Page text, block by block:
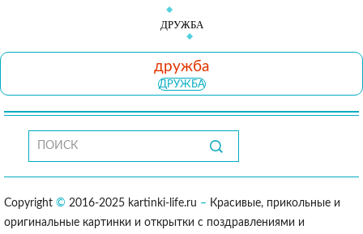
ДРУЖБА
дружба
ДРУЖБА
Copyright © 2016-2025 kartinki-life.ru – Красивые, прикольные и
оригинальные картинки и открытки с поздравлениями и